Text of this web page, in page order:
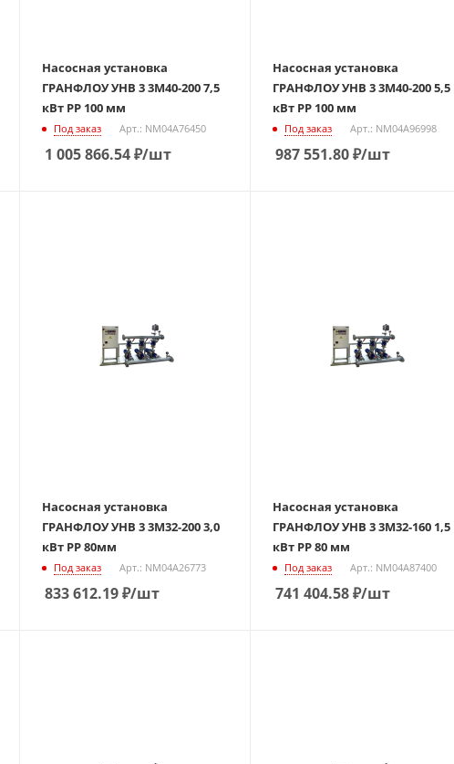
Насосная установка
ГРАНФЛОУ УНВ 3 3М40-200 7,5
кВт РР 100 мм
Под заказ Арт.: NM04A76450
1 005 866.54₽/шт
Насосная установка
ГРАНФЛОУ УНВ 3 3М40-200 5,5
кВт РР 100 мм
Под заказ Арт.: NM04A96998
987 551.80₽/шт
Насосная установка
ГРАНФЛОУ УНВ 3 3М32-200 3,0
кВт РР 80мм
Под заказ Арт.: NM04A26773
833 612.19₽/шт
Насосная установка
ГРАНФЛОУ УНВ 3 3М32-160 1,5
кВт РР 80 мм
Под заказ Арт.: NM04A87400
741 404.58₽/шт